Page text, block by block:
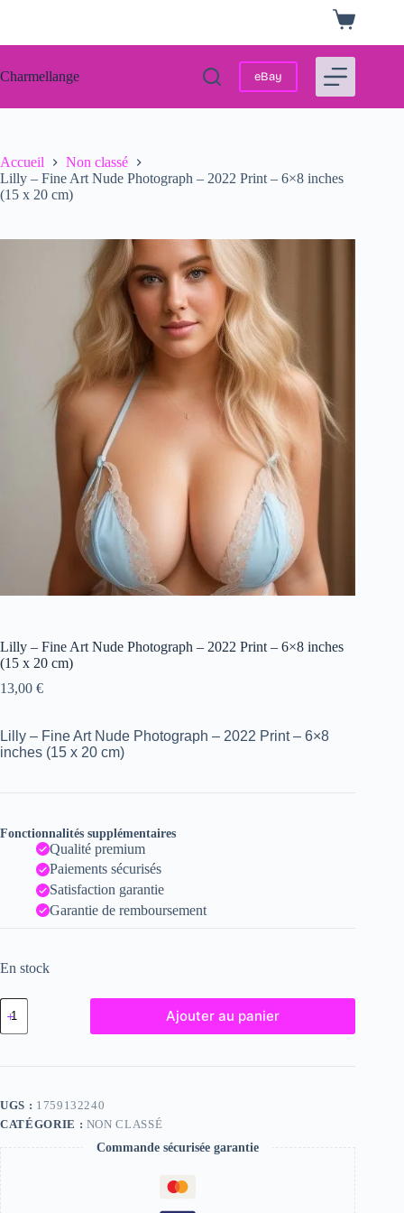
Panier
d’achat
Charmellange eBay
Accueil
Non classé
Lilly – Fine Art Nude Photograph – 2022 Print – 6×8 inches
(15 x 20 cm)
Lilly – Fine Art Nude Photograph – 2022 Print – 6×8 inches
(15 x 20 cm)
13,00 €
Lilly – Fine Art Nude Photograph – 2022 Print – 6×8
inches (15 x 20 cm)
Fonctionnalités supplémentaires
Qualité premium
Paiements sécurisés
Satisfaction garantie
Garantie de remboursement
En stock
quantité
de
Lilly
Fine
Photograph
-
Print
-
6x8
inches
Ajouter au panier
UGS : 1759132240
CATÉGORIE : NON CLASSÉ
Commande sécurisée garantie